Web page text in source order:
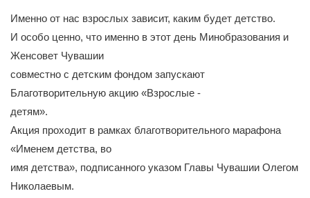
Именно от нас взрослых зависит, каким будет детство.
И особо ценно, что именно в этот день Минобразования и
Женсовет Чувашии
совместно с детским фондом запускают
Благотворительную акцию «Взрослые -
детям».
Акция проходит в рамках благотворительного марафона
«Именем детства, во
имя детства», подписанного указом Главы Чувашии Олегом
Николаевым.